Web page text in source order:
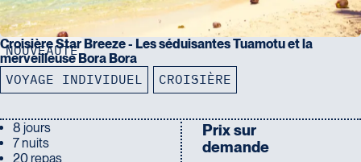
NOUVEAUTÉ
Croisière Star Breeze - Les séduisantes Tuamotu et la
merveilleuse Bora Bora
VOYAGE INDIVIDUEL CROISIÈRE
8 jours
7 nuits
20 repas
Prix sur
demande